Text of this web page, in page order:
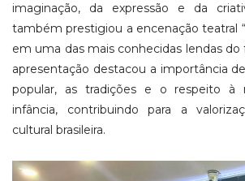
imaginação, da expressão e da
também prestigiou a encenação teatral
em uma das mais conhecidas lendas do
apresentação destacou a importância
popular, as tradições e o respeito à
infância, contribuindo para a
cultural brasileira.